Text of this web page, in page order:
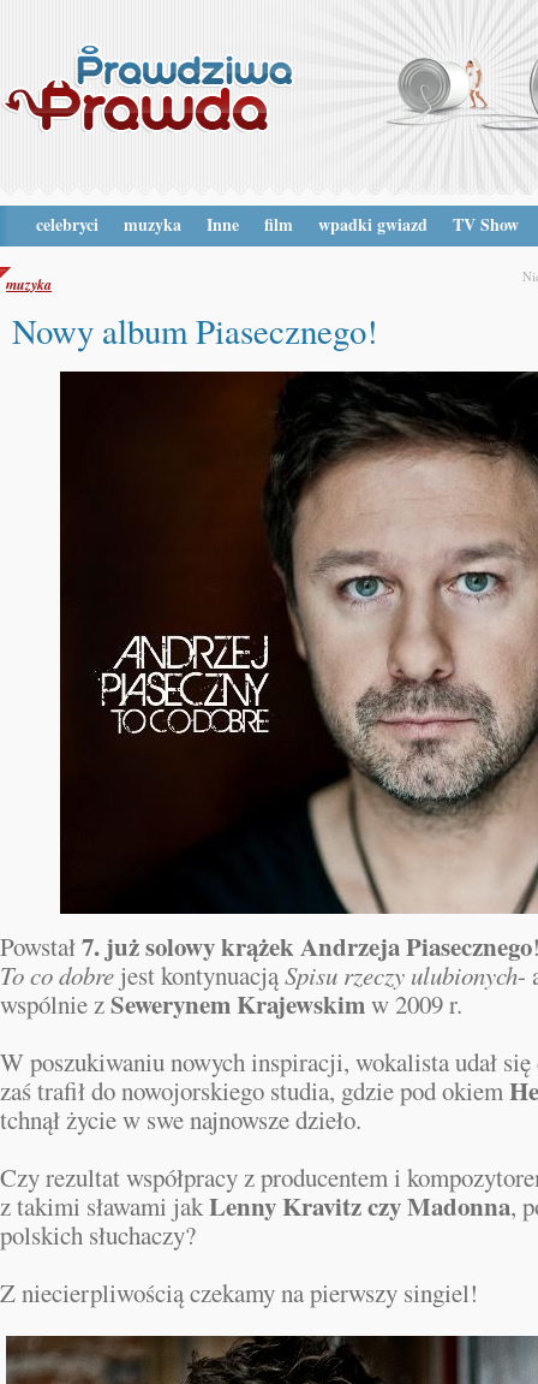
celebryci muzyka Inne film wpadki gwiazd TV Show
muzyka
Nowy album Piasecznego!
Powstał7. już solowy krążekAndrzeja Piasecznego
To co dobre jest kontynuacjąSpisu rzeczy ulubionych-
wspólnie zSewerynem Krajewskimw 2009 r.
W poszukiwaniu nowych inspiracji, wokalista udał
zaś trafił do nowojorskiego studia, gdzie pod okiem
tchnął życie w swe najnowsze dzieło.
Czy rezultat współpracy z producentem i
z takimi sławami jakLenny Kravitz czy Madonna,
polskich słuchaczy?
Z niecierpliwością czekamy na pierwszy singiel!